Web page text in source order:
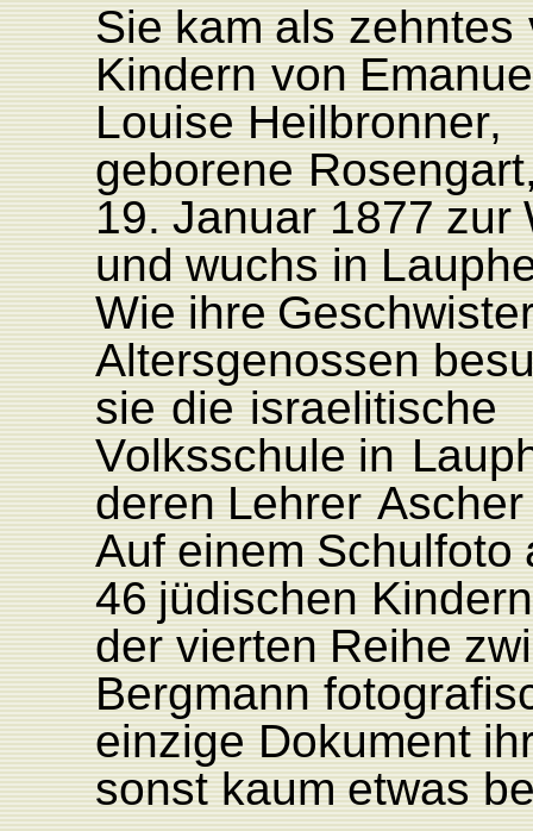
Sie kam als zehntes
Kindern von
Louise Heilbronner,
geborene
19. Januar1877 zur
und wuchs in L
Wie ihre
Altersgenossen
sie die israelitische
Volksschule in L
deren Lehrer Ascher
Auf einem Schulfoto
46 jüdischen
der vierten Reihe
Bergmann
einzige Dokument
sonst kaum etwas